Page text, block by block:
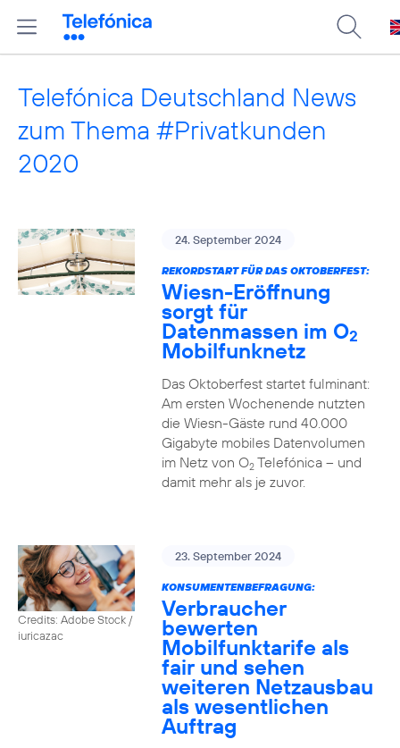
Telefónica Deutschland News
zum Thema #Privatkunden
2020
24. September 2024
REKORDSTART FÜR DAS OKTOBERFEST:
Wiesn-Eröffnung
sorgt für
Datenmassen im O2
Mobilfunknetz
Das Oktoberfest startet fulminant:
Am ersten Wochenende nutzten
die Wiesn-Gäste rund 40.000
Gigabyte mobiles Datenvolumen
im Netz von O2Telefónica – und
damit mehr als je zuvor.
Credits: Adobe Stock /
iuricazac
23. September 2024
KONSUMENTENBEFRAGUNG:
Verbraucher
bewerten
Mobilfunktarife als
fair und sehen
weiteren Netzausbau
als wesentlichen
Auftrag